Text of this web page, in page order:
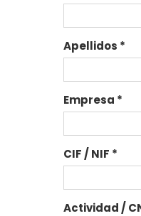
Apellidos *
Empresa *
CIF / NIF *
Actividad /